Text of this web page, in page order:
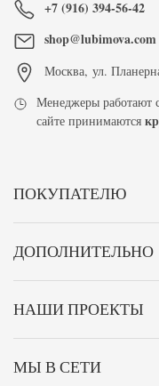
+7 (916) 394-56-42
shop@lubimova.com
Москва, ул.
Менеджеры работают
сайте принимаются
ПОКУПАТЕЛЮ
ДОПОЛНИТЕЛЬНО
НАШИ ПРОЕКТЫ
МЫ В СЕТИ